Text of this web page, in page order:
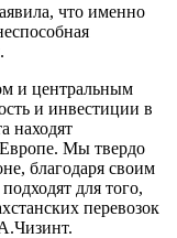
что именно
и центральным
и инвестиции в
находят
Европе. Мы твердо
благодаря своим
для того,
перевозок